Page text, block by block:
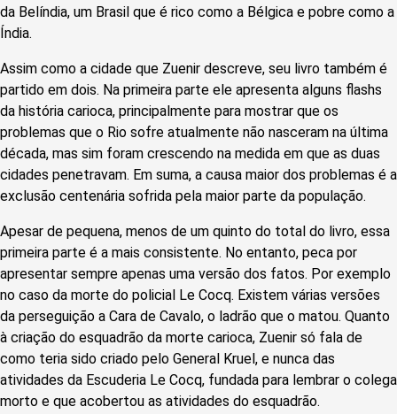
da Belíndia, um Brasil que é rico como a Bélgica e pobre como a
Índia.
Assim como a cidade que Zuenir descreve, seu livro também é
partido em dois. Na primeira parte ele apresenta alguns flashs
da história carioca, principalmente para mostrar que os
problemas que o Rio sofre atualmente não nasceram na última
década, mas sim foram crescendo na medida em que as duas
cidades penetravam. Em suma, a causa maior dos problemas é a
exclusão centenária sofrida pela maior parte da população.
Apesar de pequena, menos de um quinto do total do livro, essa
primeira parte é a mais consistente. No entanto, peca por
apresentar sempre apenas uma versão dos fatos. Por exemplo
no caso da morte do policial Le Cocq. Existem várias versões
da perseguição a Cara de Cavalo, o ladrão que o matou. Quanto
à criação do esquadrão da morte carioca, Zuenir só fala de
como teria sido criado pelo General Kruel, e nunca das
atividades da Escuderia Le Cocq, fundada para lembrar o colega
morto e que acobertou as atividades do esquadrão.